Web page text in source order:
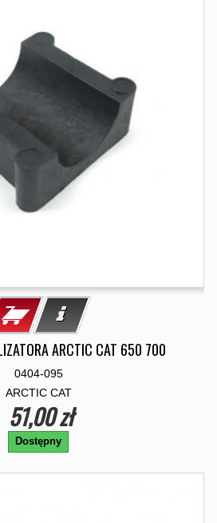
ARCTIC CAT 650 700
0404-095
ARCTIC CAT
51,00 zł
Dostępny